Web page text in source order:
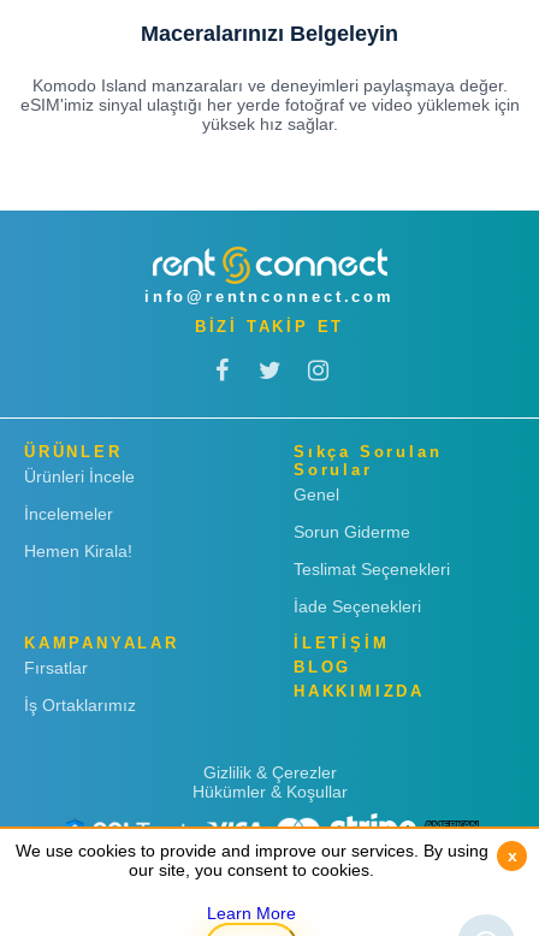
Maceralarınızı Belgeleyin
Komodo Island manzaraları ve deneyimleri paylaşmaya değer.
eSIM'imiz sinyal ulaştığı her yerde fotoğraf ve video yüklemek için
yüksek hız sağlar.
info@rentnconnect.com
BİZİ TAKİP ET
ÜRÜNLER
Ürünleri İncele
İncelemeler
Hemen Kirala!
Sıkça Sorulan
Sorular
Genel
Sorun Giderme
Teslimat Seçenekleri
İade Seçenekleri
KAMPANYALAR
Fırsatlar
İş Ortaklarımız
İLETİŞİM
BLOG
HAKKIMIZDA
Gizlilik & Çerezler
Hükümler & Koşullar
We use cookies to provide and improve our services. By using
our site, you consent to cookies.
Learn More
x
We use cookies to provide and improve our services. By using
our site, you consent to cookies.
Learn More
x